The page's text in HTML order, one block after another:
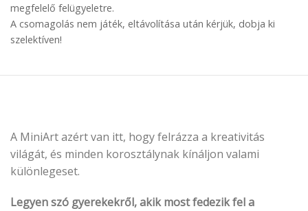
megfelelő felügyeletre.
A csomagolás nem játék, eltávolítása után kérjük, dobja ki
szelektíven!
A MiniArt azért van itt, hogy felrázza a kreativitás
világát, és minden korosztálynak kínáljon valami
különlegeset.
Legyen szó gyerekekről, akik most fedezik fel a